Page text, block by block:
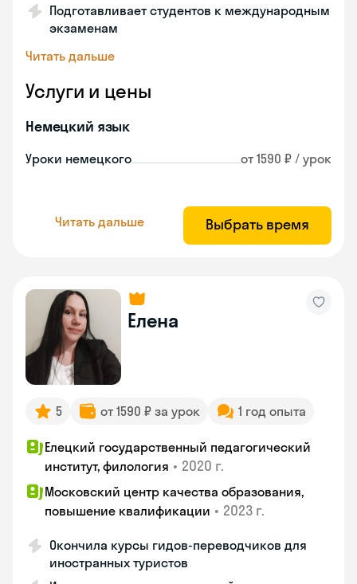
Подготавливает студентов к международным
экзаменам
Читать дальше
Услуги и цены
Немецкий язык
Уроки немецкого от 1590 ₽ / урок
Читать дальше Выбрать время
Елена
5 от 1590 ₽ за урок 1 год опыта
Елецкий государственный педагогический
институт, филология • 2020 г.
Московский центр качества образования,
повышение квалификации • 2023 г.
Окончила курсы гидов-переводчиков для
иностранных туристов